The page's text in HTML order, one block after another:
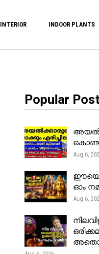
INTERIOR INDOOR PLANTS
Popular Post
കൊണ്ട്
Aug 6,
ഓം
Aug 6,